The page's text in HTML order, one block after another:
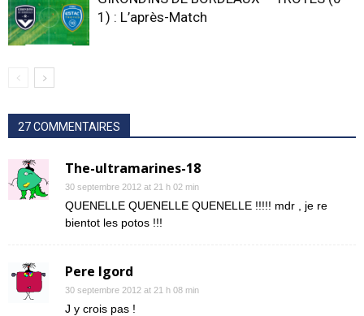
1) : L’après-Match
27 COMMENTAIRES
The-ultramarines-18
30 septembre 2012 at 21 h 02 min
QUENELLE QUENELLE QUENELLE !!!!! mdr , je re
bientot les potos !!!
Pere Igord
30 septembre 2012 at 21 h 08 min
J y crois pas !